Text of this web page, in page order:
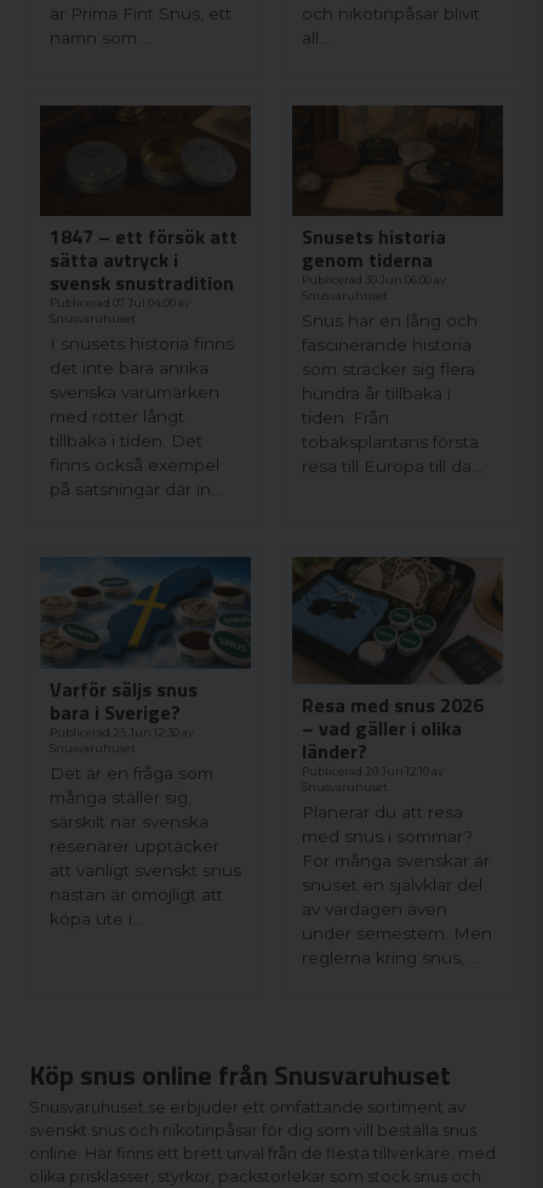
är Prima Fint Snus, ett
namn som ...
och nikotinpåsar blivit
all...
1847 – ett försök att
sätta avtryck i
svensk snustradition
Publicerad 07 Jul 04:00 av
Snusvaruhuset
I snusets historia finns
det inte bara anrika
svenska varumärken
med rötter långt
tillbaka i tiden. Det
finns också exempel
på satsningar där in...
Snusets historia
genom tiderna
Publicerad 30 Jun 06:00 av
Snusvaruhuset
Snus har en lång och
fascinerande historia
som sträcker sig flera
hundra år tillbaka i
tiden. Från
tobaksplantans första
resa till Europa till da...
Varför säljs snus
bara i Sverige?
Publicerad 25 Jun 12:30 av
Snusvaruhuset
Det är en fråga som
många ställer sig,
särskilt när svenska
resenärer upptäcker
att vanligt svenskt snus
nästan är omöjligt att
köpa ute i...
Resa med snus 2026
– vad gäller i olika
länder?
Publicerad 20 Jun 12:10 av
Snusvaruhuset
Planerar du att resa
med snus i sommar?
För många svenskar är
snuset en självklar del
av vardagen även
under semestern. Men
reglerna kring snus, ...
Köp snus online från Snusvaruhuset
Snusvaruhuset.se erbjuder ett omfattande sortiment av
svenskt snus och nikotinpåsar för dig som vill beställa snus
online. Här finns ett brett urval från de flesta tillverkare, med
olika prisklasser, styrkor, packstorlekar som stock snus och